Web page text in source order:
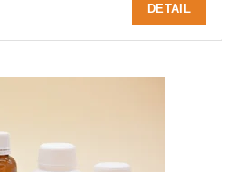
DETAIL